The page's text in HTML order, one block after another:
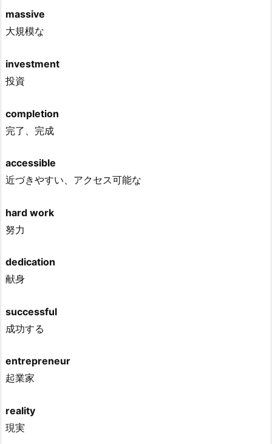
massive
大規模な
investment
投資
completion
完了、完成
accessible
近づきやすい、アクセス可能な
hard work
努力
dedication
献身
successful
成功する
entrepreneur
起業家
reality
現実